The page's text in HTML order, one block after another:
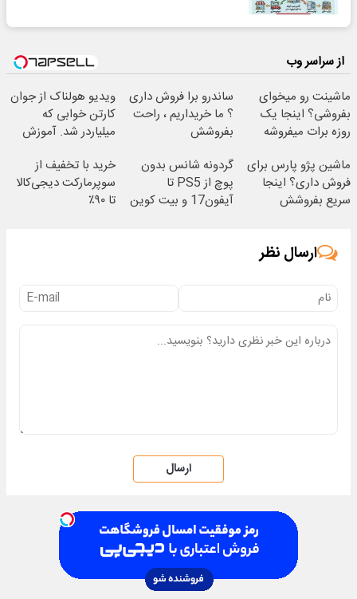
از سراسر وب
ماشینت رو میخوای
بفروشی؟ اینجا یک
روزه برات میفروشه
ساندرو برا فروش داری
؟ ما خریداریم ، راحت
بفروشش
ویدیو هولناک از جوان
کارتن خوابی که
میلیاردر شد. آموزش
ماشین پژو پارس برای
فروش داری؟ اینجا
سریع بفروشش
گردونه شانس بدون
پوچ از PS5 تا
آیفون17 و بیت کوین
خرید با تخفیف از
سوپرمارکت دیجی‌کالا
تا ۹۰٪
ارسال نظر
ارسال